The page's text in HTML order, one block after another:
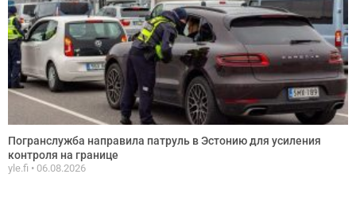
Погранслужба направила патруль в Эстонию для усиления
контроля на границе
yle.fi 06.08.2026